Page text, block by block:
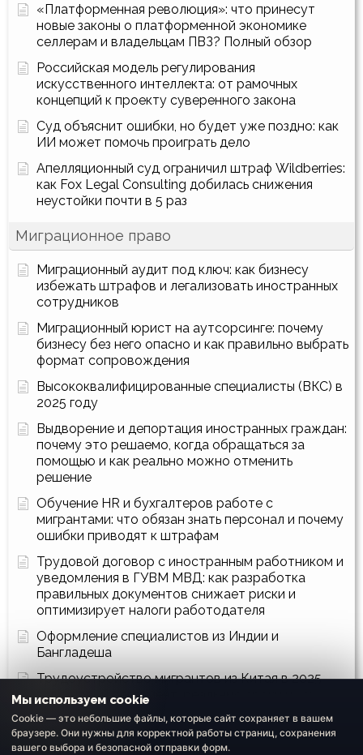
«Платформенная революция»: что принесут
новые законы о платформенной экономике
селлерам и владельцам ПВЗ? Полный обзор
Российская модель регулирования
искусственного интеллекта: от рамочных
концепций к проекту суверенного закона
Суд объяснит ошибки, но будет уже поздно: как
ИИ может помочь проиграть дело
Апелляционный суд ограничил штраф Wildberries:
как Fox Legal Consulting добилась снижения
неустойки почти в 5 раз
Миграционное право
Миграционный аудит под ключ: как бизнесу
избежать штрафов и легализовать иностранных
сотрудников
Миграционный юрист на аутсорсинге: почему
бизнесу без него опасно и как правильно выбрать
формат сопровождения
Высококвалифицированные специалисты (ВКС) в
2025 году
Выдворение и депортация иностранных граждан:
почему это решаемо, когда обращаться за
помощью и как реально можно отменить
решение
Обучение HR и бухгалтеров работе с
мигрантами: что обязан знать персонал и почему
ошибки приводят к штрафам
Трудовой договор с иностранным работником и
уведомления в ГУВМ МВД: как разработка
правильных документов снижает риски и
оптимизирует налоги работодателя
Оформление специалистов из Индии и
Бангладеша
Трудоустройство мигрантов из Китая в 2025
году: новый регламент, реальные сроки и как
пройти процедуру без рисков
Как собрать все документы для оформления
Мы используем cookie
Cookie — это небольшие файлы, которые сайт сохраняет в вашем
браузере. Они нужны для корректной работы страниц, сохранения
вашего выбора и безопасной отправки форм.